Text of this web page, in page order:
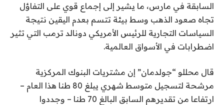
السابقة في مارس، ما يشير إلى إجماع قوي على التفاؤل
تجاه صعود الذهب وسط بيئة تتسم بعدم اليقين نتيجة
السياسات التجارية للرئيس الأمريكي دونالد ترمب التي تثير
اضطرابات في الأسواق العالمية.
قال محللو “جولدمان” إن مشتريات البنوك المركزية
مرشحة لتسجيل متوسط شهري يبلغ 80 طنا هذا العام –
ارتفاعا من تقديرهم السابق البالغ 70 طنا – وجددوا